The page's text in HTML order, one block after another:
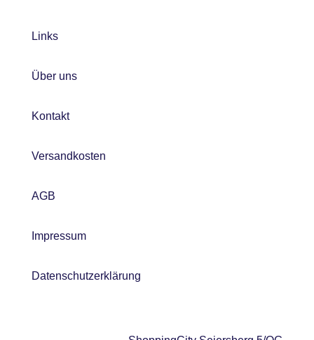
Links
Über uns
Kontakt
Versandkosten
AGB
Impressum
Datenschutzerklärung